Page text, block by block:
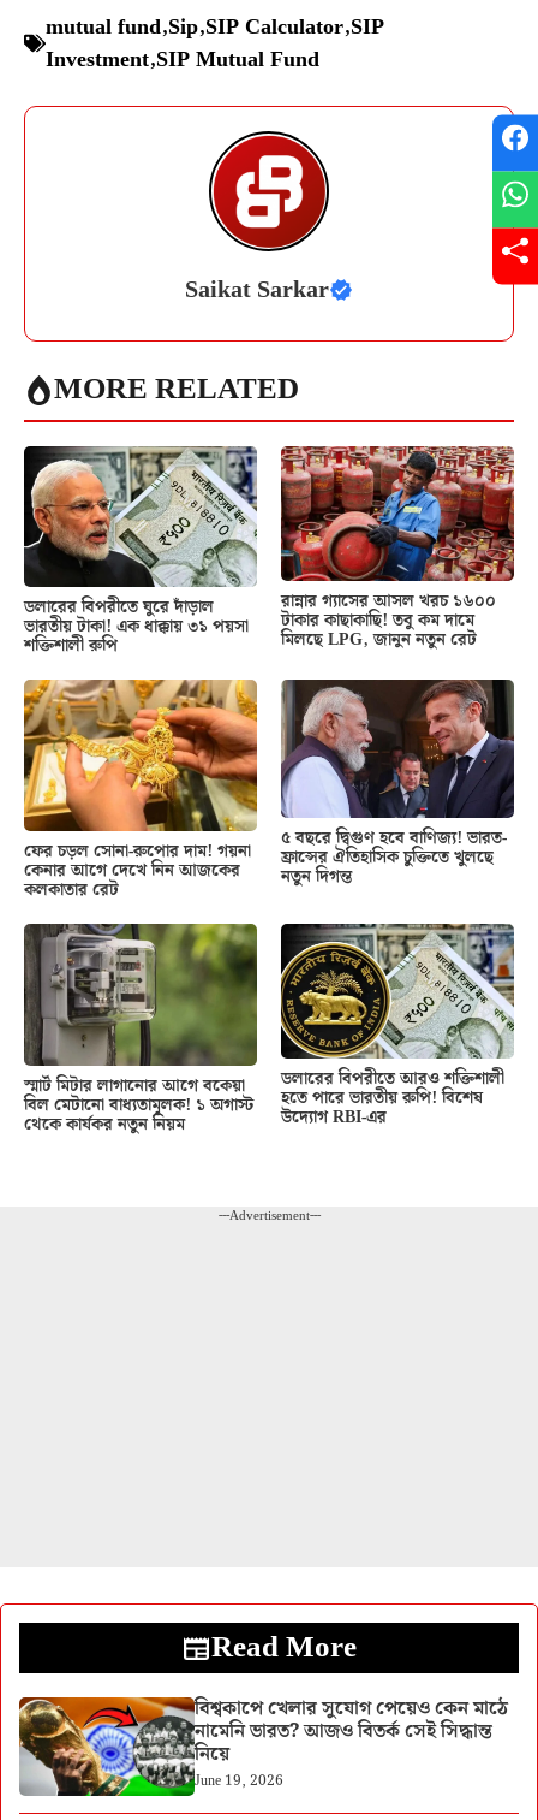
mutual fund,Sip,SIP Calculator,SIP
Investment,SIP Mutual Fund
Saikat Sarkar
MORE RELATED
ডলারের বিপরীতে ঘুরে দাঁড়াল
ভারতীয় টাকা! এক ধাক্কায় ৩১ পয়সা
শক্তিশালী রুপি
রান্নার গ্যাসের আসল খরচ ১৬০০
টাকার কাছাকাছি! তবু কম দামে
মিলছে LPG, জানুন নতুন রেট
ফের চড়ল সোনা-রুপোর দাম! গয়না
কেনার আগে দেখে নিন আজকের
কলকাতার রেট
৫ বছরে দ্বিগুণ হবে বাণিজ্য! ভারত-
ফ্রান্সের ঐতিহাসিক চুক্তিতে খুলছে
নতুন দিগন্ত
স্মার্ট মিটার লাগানোর আগে বকেয়া
বিল মেটানো বাধ্যতামূলক! ১ অগাস্ট
থেকে কার্যকর নতুন নিয়ম
ডলারের বিপরীতে আরও শক্তিশালী
হতে পারে ভারতীয় রুপি! বিশেষ
উদ্যোগ RBI-এর
---Advertisement---
Read More
বিশ্বকাপে খেলার সুযোগ পেয়েও কেন মাঠে
নামেনি ভারত? আজও বিতর্ক সেই সিদ্ধান্ত
নিয়ে
June 19, 2026